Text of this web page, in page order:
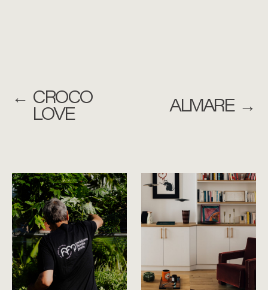
← CROCO
LOVE →
ALMARE